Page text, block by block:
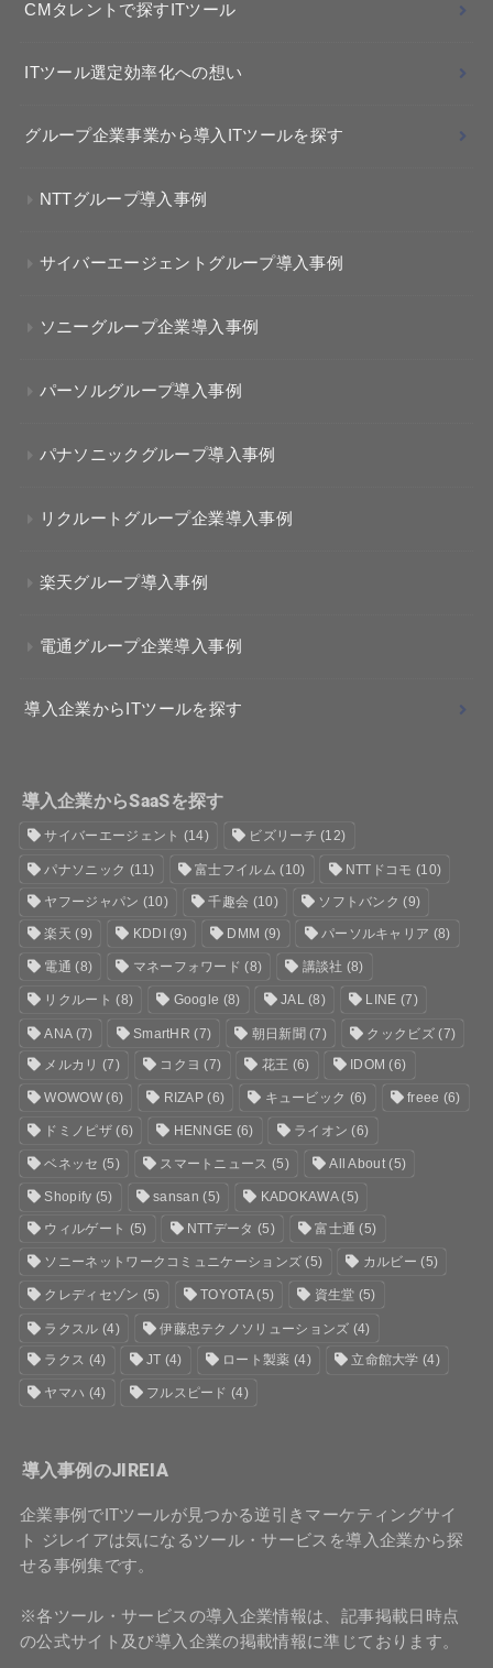
CMタレントで探すITツール
ITツール選定効率化への想い
グループ企業事業から導入ITツールを探す
NTTグループ導入事例
サイバーエージェントグループ導入事例
ソニーグループ企業導入事例
パーソルグループ導入事例
パナソニックグループ導入事例
リクルートグループ企業導入事例
楽天グループ導入事例
電通グループ企業導入事例
導入企業からITツールを探す
導入企業からSaaSを探す
サイバーエージェント (14) ビズリーチ (12)
パナソニック (11) 富士フイルム (10) NTTドコモ (10)
ヤフージャパン (10) 千趣会 (10) ソフトバンク (9)
楽天 (9) KDDI (9) DMM (9) パーソルキャリア (8)
電通 (8) マネーフォワード (8) 講談社 (8)
リクルート (8) Google (8) JAL(8) LINE (7)
ANA(7) SmartHR (7) 朝日新聞(7) クックビズ(7)
メルカリ (7) コクヨ (7) 花王 (6) IDOM (6)
WOWOW(6) RIZAP (6) キュービック (6) freee (6)
ドミノピザ(6) HENNGE (6) ライオン (6)
ベネッセ (5) スマートニュース (5) All About(5)
Shopify (5) sansan (5) KADOKAWA(5)
ウィルゲート (5) NTTデータ (5) 富士通 (5)
ソニーネットワークコミュニケーションズ (5) カルビー (5)
クレディセゾン (5) TOYOTA(5) 資生堂 (5)
ラクスル (4) 伊藤忠テクノソリューションズ (4)
ラクス (4) JT (4) ロート製薬 (4) 立命館大学 (4)
ヤマハ (4) フルスピード (4)
導入事例のJIREIA
企業事例でITツールが見つかる逆引きマーケティングサイ
ト ジレイアは気になるツール・サービスを導入企業から探
せる事例集です。
※各ツール・サービスの導入企業情報は、記事掲載日時点
の公式サイト及び導入企業の掲載情報に準じております。